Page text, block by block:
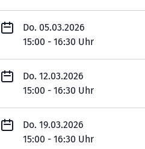
Do. 05.03.2026
15:00 - 16:30 Uhr
Do. 12.03.2026
15:00 - 16:30 Uhr
Do. 19.03.2026
15:00 - 16:30 Uhr